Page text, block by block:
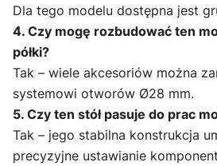
Dla tego modelu dostępna jest
4. Czy mogę rozbudować ten
półki?
Tak – wiele akcesoriów można
systemowi otworów Ø28 mm.
5. Czy ten stół pasuje do prac
Tak – jego stabilna konstrukcja
precyzyjne ustawianie